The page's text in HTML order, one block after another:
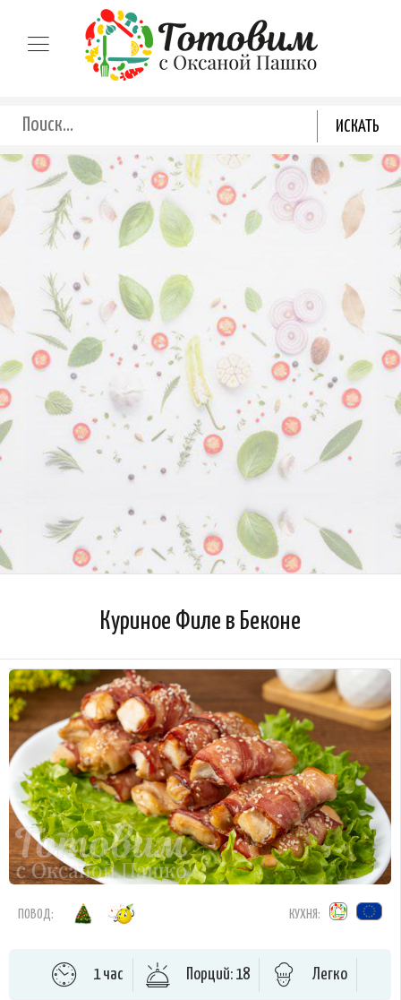
Куриное Филе в Беконе
ПОВОД: КУХНЯ:
1 час Порций: 18 Легко